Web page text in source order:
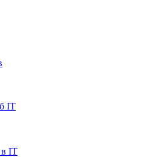
IT
в IT